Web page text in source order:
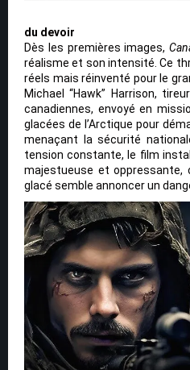
du devoir
Dès les premières images,
réalisme et son intensité. Ce
réels mais réinventé pour le
Michael “Hawk” Harrison,
canadiennes, envoyé en
glacées de l’Arctique pour
menaçant la sécurité
tension constante, le film
majestueuse et oppressante,
glacé semble annoncer un